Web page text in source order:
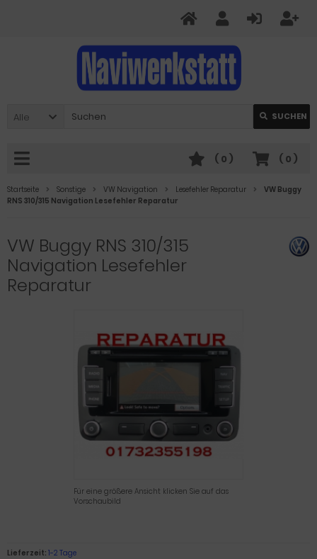
Alle SUCHEN
( 0 )
( 0 )
Startseite Sonstige VW Navigation Lesefehler Reparatur
VW Buggy
RNS 310/315 Navigation Lesefehler Reparatur
VW Buggy RNS 310/315
Navigation Lesefehler
Reparatur
Für eine größere Ansicht klicken Sie auf das
Vorschaubild
Lieferzeit: 1-2 Tage